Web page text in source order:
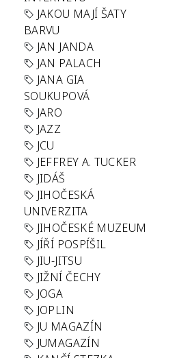
JAKOU MAJÍ ŠATY
BARVU
JAN JANDA
JAN PALACH
JANA GIA
SOUKUPOVÁ
JARO
JAZZ
JCU
JEFFREY A. TUCKER
JIDÁŠ
JIHOČESKÁ
UNIVERZITA
JIHOČESKÉ MUZEUM
JÍŘÍ POSPÍŠIL
JIU-JITSU
JIŽNÍ ČECHY
JOGA
JOPLIN
JU MAGAZÍN
JUMAGAZÍN